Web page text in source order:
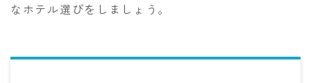
なホテル選びをしましょう。